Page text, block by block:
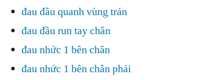
đau đầu quanh vùng trán
đau đầu run tay chân
đau nhức 1 bên chân
đau nhức 1 bên chân phải